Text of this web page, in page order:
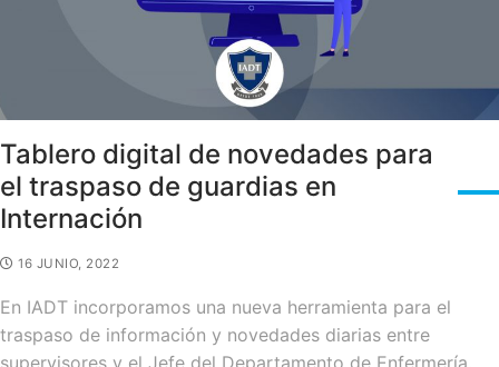
Tablero digital de novedades para
el traspaso de guardias en
Internación
16 JUNIO, 2022
En IADT incorporamos una nueva herramienta para el
traspaso de información y novedades diarias entre
supervisores y el Jefe del Departamento de Enfermería,